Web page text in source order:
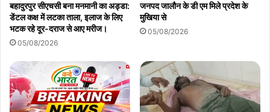
बहादुरपुर सीएचसी बना मनमानी का अड्डा:
डेंटल कक्ष में लटका ताला, इलाज के लिए
भटक रहे दूर-दराज से आए मरीज।
05/08/2026
जनपद जालौन के डी एम मिले प्रदेश के
मुखिया से
05/08/2026